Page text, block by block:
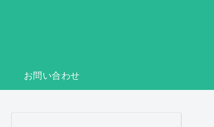
お問い合わせ